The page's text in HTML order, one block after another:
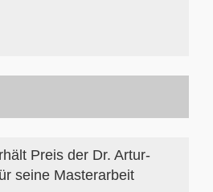
Preis der Dr. Artur-
seine Masterarbeit